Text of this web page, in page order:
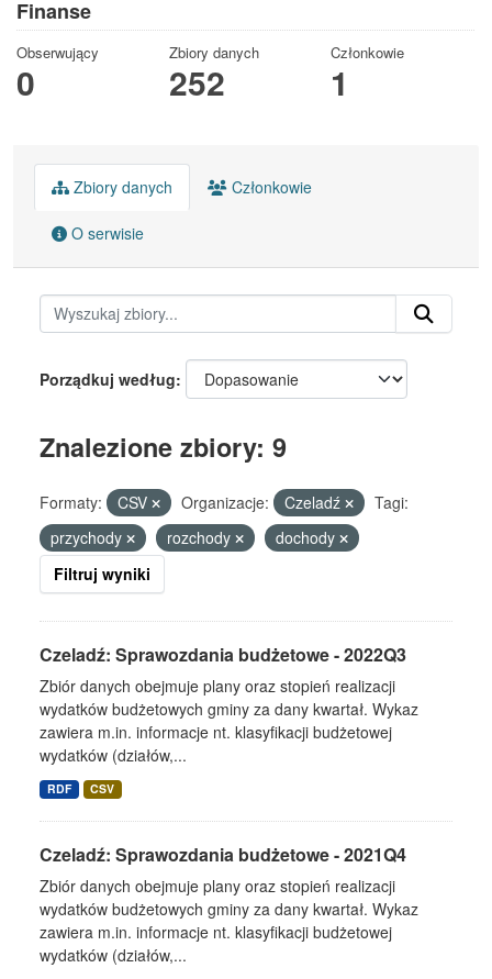
Finanse
Obserwujący
0
Zbiory danych
252
Członkowie
1
Zbiory danych Członkowie
O serwisie
Porządkuj według
Znalezione zbiory: 9
Formaty: CSV Organizacje: Czeladź
Tagi:
przychody
rozchody
dochody
Filtruj wyniki
Czeladź: Sprawozdania budżetowe - 2022Q3
Zbiór danych obejmuje plany oraz stopień realizacji
wydatków budżetowych gminy za dany kwartał. Wykaz
zawiera m.in. informacje nt. klasyfikacji budżetowej
wydatków (działów,...
RDF CSV
Czeladź: Sprawozdania budżetowe - 2021Q4
Zbiór danych obejmuje plany oraz stopień realizacji
wydatków budżetowych gminy za dany kwartał. Wykaz
zawiera m.in. informacje nt. klasyfikacji budżetowej
wydatków (działów,...